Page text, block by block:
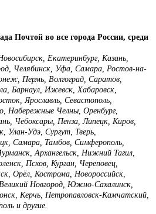
Почтой во все города России, среди
Екатеринбург, Казань,
Челябинск, Уфа, Самара, Ростов-на-
Пермь, Волгоград, Саратов,
Барнаул, Ижевск, Хабаровск,
Ярославль, Севастополь,
Набережные Челны, Оренбург,
Чебоксары, Пенза, Липецк, Киров,
Улан-Удэ, Сургут, Тверь,
Самара, Тамбов, Симферополь,
Архангельск, Нижний Тагил,
Псков, Курган, Череповец,
Орёл, Кострома, Новороссийск,
Новгород, Южно-Сахалинск,
Керчь, Петропавловск-Камчатский,
и другие.